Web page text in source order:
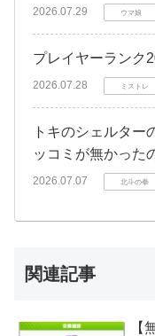
2026.07.29 ウマ娘
プレイヤーランク
2026.07.28 ミストレ
トキのシェルター
ッコミが無かった
2026.07.07 北斗の拳
関連記事
【